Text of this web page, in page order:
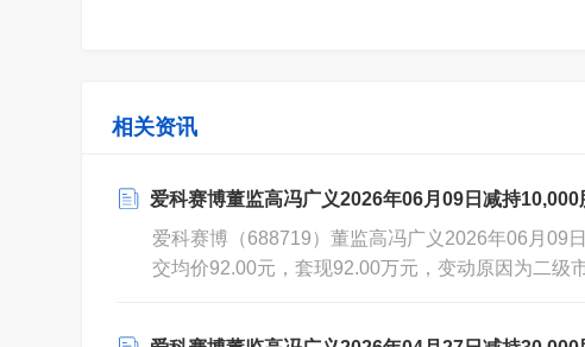
相关资讯
爱科赛博董监高冯广义2026年06月09日减持10,000股
爱科赛博（688719）董监高冯广义2026年06月09
交均价92.00元，套现92.00万元，变动原因为二级